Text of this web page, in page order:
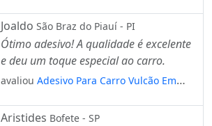
Joaldo São Braz do Piauí - PI
Ótimo adesivo! A qualidade é excelente
e deu um toque especial ao carro.
avaliou Adesivo Para Carro Vulcão Em
Aristides Bofete - SP